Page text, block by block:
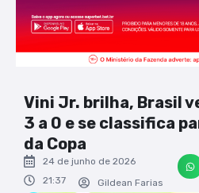
Vini Jr. brilha, Brasil
3 a 0 e se classifica
da Copa
24 de junho de 2026
21:37
Gildean Farias